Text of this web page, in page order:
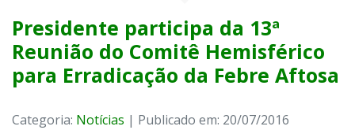
Presidente participa da 13ª
Reunião do Comitê Hemisférico
para Erradicação da Febre Aftosa
Categoria: Notícias | Publicado em: 20/07/2016